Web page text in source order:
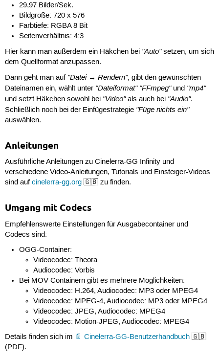
29,97 Bilder/Sek.
Bildgröße: 720 x 576
Farbtiefe: RGBA 8 Bit
Seitenverhältnis: 4:3
Hier kann man außerdem ein Häkchen bei "Auto"setzen, um sich
dem Quellformat anzupassen.
Dann geht man auf "Datei → Rendern", gibt den gewünschten
Dateinamen ein, wählt unter "Dateiformat" "FFmpeg"und "mp4"
und setzt Häkchen sowohl bei "Video"als auch bei "Audio".
Schließlich noch bei der Einfügestrategie "Füge nichts ein"
auswählen.
Anleitungen
Ausführliche Anleitungen zu Cinelerra-GG Infinity und
verschiedene Video-Anleitungen, Tutorials und Einsteiger-Videos
sind aufcinelerra-gg.org🇬🇧 zu finden.
Umgang mit Codecs
Empfehlenswerte Einstellungen für Ausgabecontainer und
Codecs sind:
OGG-Container:
Videocodec: Theora
Audiocodec: Vorbis
Bei MOV-Containern gibt es mehrere Möglichkeiten:
Videocodec: H.264, Audiocodec: MP3 oder MPEG4
Videocodec: MPEG-4, Audiocodec: MP3 oder MPEG4
Videocodec: JPEG, Audiocodec: MPEG4
Videocodec: Motion-JPEG, Audiocodec: MPEG4
Details finden sich im
Cinelerra-GG-Benutzerhandbuch🇬🇧
(PDF).